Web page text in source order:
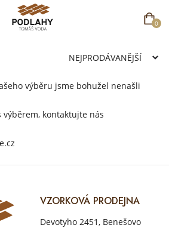
0
výběru jsme bohužel nenašli
výběrem, kontaktujte nás
VZORKOVÁ PRODEJNA
Devotyho 2451, Benešovo